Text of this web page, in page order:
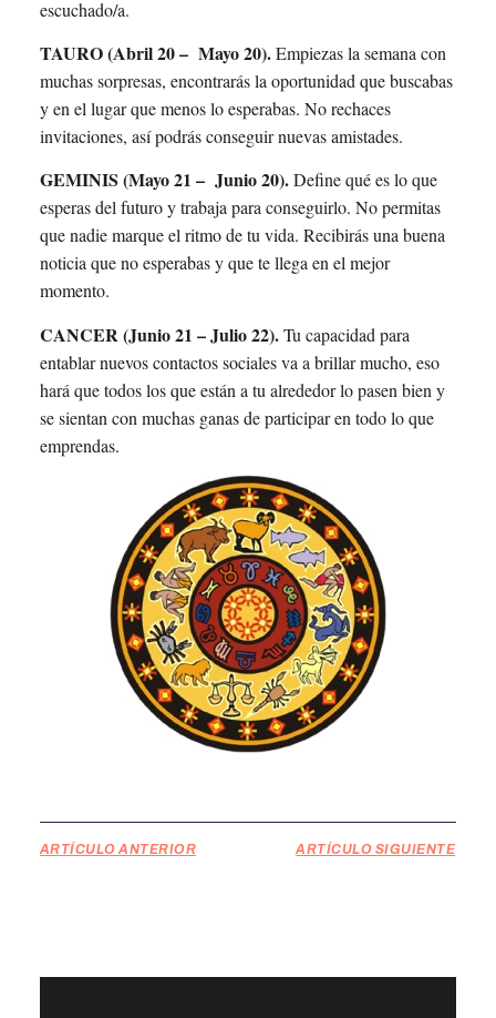
escuchado/a.
TAURO (Abril 20 – Mayo 20).Empiezas la semana con
muchas sorpresas, encontrarás la oportunidad que buscabas
y en el lugar que menos lo esperabas. No rechaces
invitaciones, así podrás conseguir nuevas amistades.
GEMINIS (Mayo 21 – Junio 20).Define qué es lo que
esperas del futuro y trabaja para conseguirlo. No permitas
que nadie marque el ritmo de tu vida. Recibirás una buena
noticia que no esperabas y que te llega en el mejor
momento.
CANCER (Junio 21 – Julio 22).Tu capacidad para
entablar nuevos contactos sociales va a brillar mucho, eso
hará que todos los que están a tu alrededor lo pasen bien y
se sientan con muchas ganas de participar en todo lo que
emprendas.
ARTÍCULO ANTERIOR ARTÍCULO SIGUIENTE